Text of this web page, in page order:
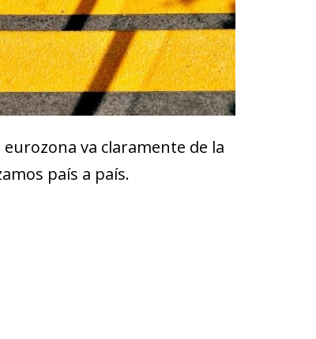
va claramente de la
país a país.